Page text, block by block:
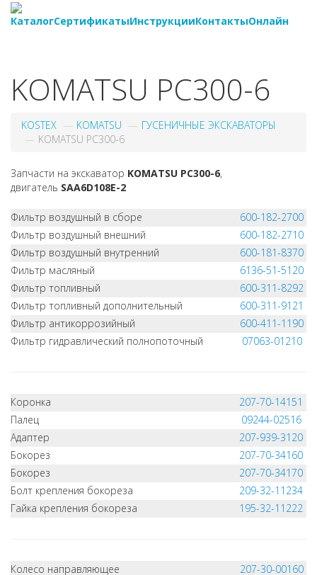
КаталогСертификатыИнструкцииКонтактыОнлайн
KOMATSU PC300-6
KOSTEX KOMATSU
ГУСЕНИЧНЫЕ ЭКСКАВАТОРЫ
KOMATSU PC300-6
Запчасти на экскаватор KOMATSU PC300-6,
двигатель SAA6D108E-2
Фильтр воздушный в сборе
600-182-2700
Фильтр воздушный внешний
600-182-2710
Фильтр воздушный внутренний
600-181-8370
Фильтр масляный
6136-51-5120
Фильтр топливный
600-311-8292
Фильтр топливный дополнительный
600-311-9121
Фильтр антикоррозийный
600-411-1190
Фильтр гидравлический полнопоточный
07063-01210
Коронка
207-70-14151
Палец
09244-02516
Адаптер
207-939-3120
Бокорез
207-70-34160
Бокорез
207-70-34170
Болт крепления бокореза
209-32-11234
Гайка крепления бокореза
195-32-11222
Колесо направляющее
207-30-00160